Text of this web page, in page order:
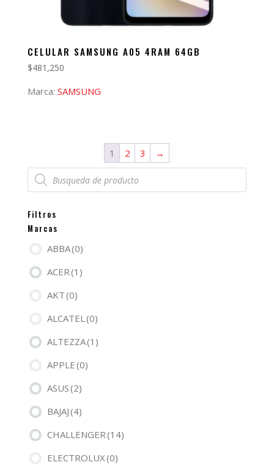
CELULAR SAMSUNG A05 4RAM 64GB
$481,250
Marca: SAMSUNG
1 2 3
→
Búsqueda
de
productos
Filtros
Marcas
ABBA(0)
ACER(1)
AKT(0)
ALCATEL(0)
ALTEZZA(1)
APPLE(0)
ASUS(2)
BAJAJ(4)
CHALLENGER(14)
ELECTROLUX(0)